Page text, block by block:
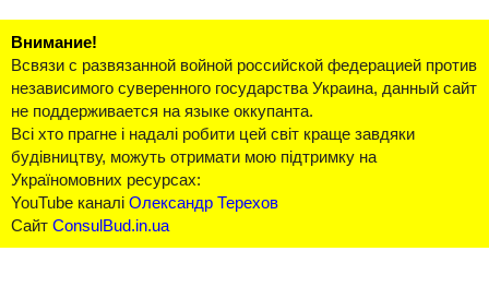
Внимание!
Всвязи с развязанной войной российской федерацией против
независимого суверенного государства Украина, данный сайт
не поддерживается на языке оккупанта.
Всі хто прагне і надалі робити цей світ краще завдяки
будівництву, можуть отримати мою підтримку на
Україномовних ресурсах:
YouTube каналі Олександр Терехов
Сайт ConsulBud.in.ua